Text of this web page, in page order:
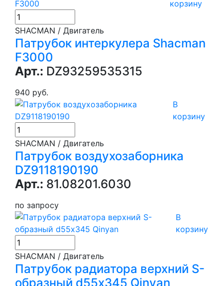
корзину
SHACMAN / Двигатель
Патрубок интеркулера Shacman
F3000
Арт.: DZ93259535315
940 руб.
В
корзину
SHACMAN / Двигатель
Патрубок воздухозаборника
DZ9118190190
Арт.: 81.08201.6030
по запросу
В
корзину
SHACMAN / Двигатель
Патрубок радиатора верхний S-
образный d55х345 Qinyan